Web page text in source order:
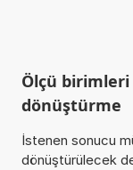
Ölçü
dönüştürme
İstenen sonucu
dönüştürülecek